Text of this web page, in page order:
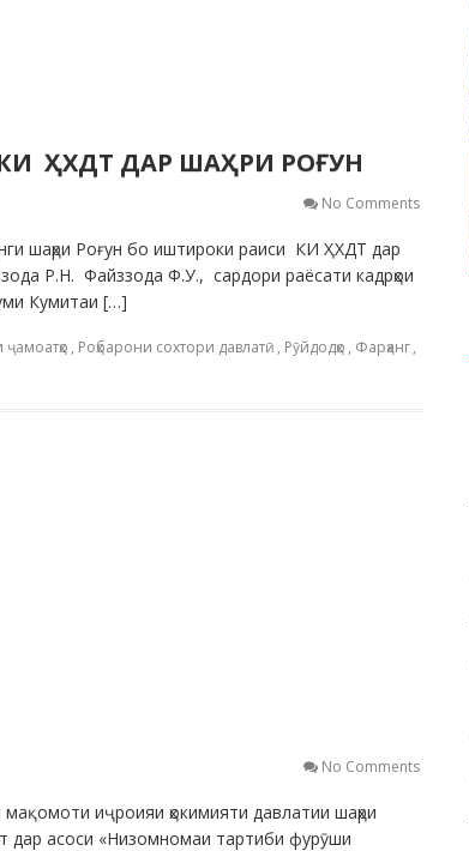
ҲХДТ ДАР ШАҲРИ РОҒУН
No Comments
шаҳри Роғун бо иштироки раиси КИ ҲХДТ дар
Р.Н. Файззода Ф.У., сардори раёсати кадрҳои
Кумитаи […]
, Роҳбарони сохтори давлатӣ , Рӯйдодҳо , Фарҳанг,
No Comments
иҷроияи ҳокимияти давлатии шаҳри
дар асоси «Низомномаи тартиби фурӯши